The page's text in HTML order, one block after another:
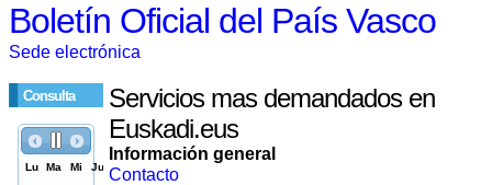
Boletín Oficial del País Vasco
Sede electrónica
Consulta
Servicios mas demandados en
Euskadi.eus
Información general
Contacto